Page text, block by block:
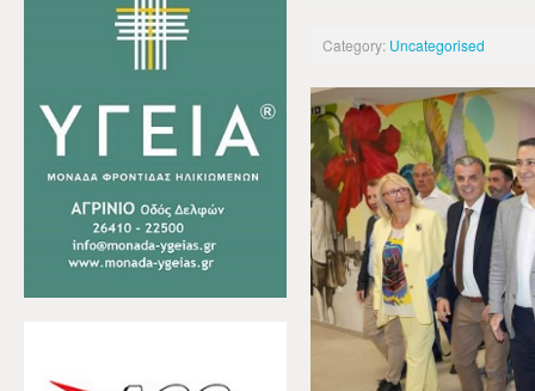
Category: Uncategorised